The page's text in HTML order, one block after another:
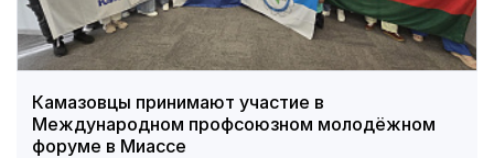
Камазовцы принимают участие в
Международном профсоюзном молодёжном
форуме в Миассе